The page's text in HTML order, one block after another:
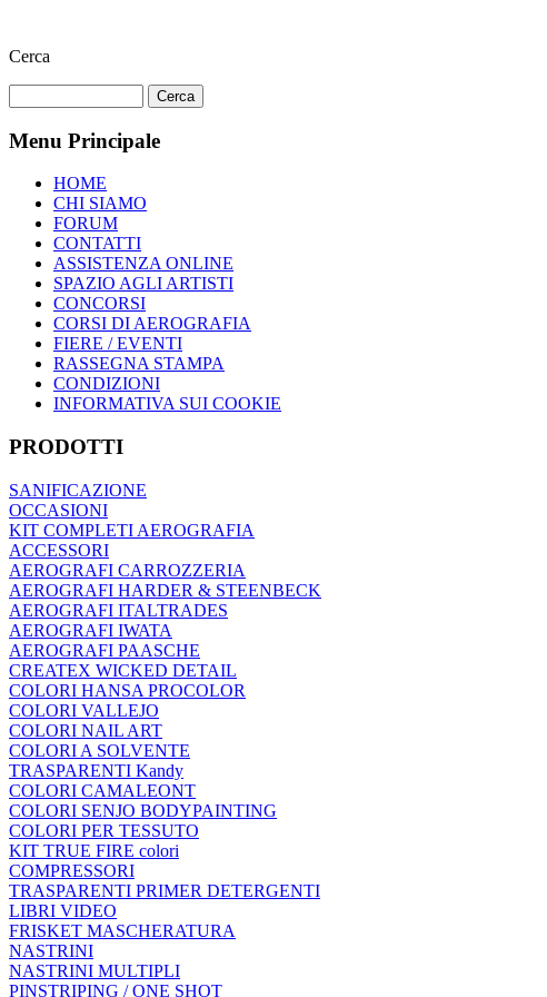
Cerca
Menu Principale
HOME
CHI SIAMO
FORUM
CONTATTI
ASSISTENZA ONLINE
SPAZIO AGLI ARTISTI
CONCORSI
CORSI DI AEROGRAFIA
FIERE / EVENTI
RASSEGNA STAMPA
CONDIZIONI
INFORMATIVA SUI COOKIE
PRODOTTI
SANIFICAZIONE
OCCASIONI
KIT COMPLETI AEROGRAFIA
ACCESSORI
AEROGRAFI CARROZZERIA
AEROGRAFI HARDER & STEENBECK
AEROGRAFI ITALTRADES
AEROGRAFI IWATA
AEROGRAFI PAASCHE
CREATEX WICKED DETAIL
COLORI HANSA PROCOLOR
COLORI VALLEJO
COLORI NAIL ART
COLORI A SOLVENTE
TRASPARENTI Kandy
COLORI CAMALEONT
COLORI SENJO BODYPAINTING
COLORI PER TESSUTO
KIT TRUE FIRE colori
COMPRESSORI
TRASPARENTI PRIMER DETERGENTI
LIBRI VIDEO
FRISKET MASCHERATURA
NASTRINI
NASTRINI MULTIPLI
PINSTRIPING / ONE SHOT